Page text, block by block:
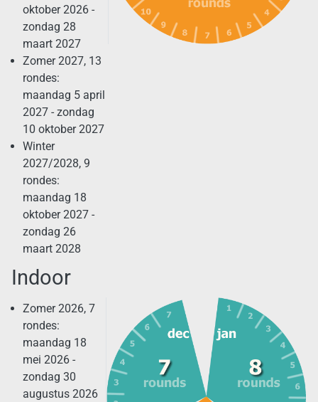
oktober 2026 -
zondag 28
maart 2027
Zomer 2027, 13
rondes:
maandag 5 april
2027 - zondag
10 oktober 2027
Winter
2027/2028, 9
rondes:
maandag 18
oktober 2027 -
zondag 26
maart 2028
Indoor
Zomer 2026, 7
rondes:
maandag 18
mei 2026 -
zondag 30
augustus 2026